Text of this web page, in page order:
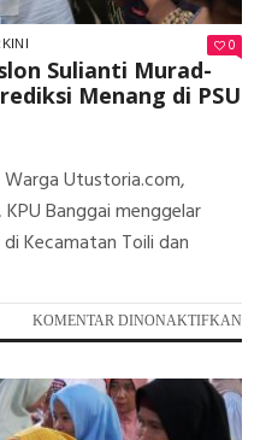
0
Sulianti Murad-
Menang di PSU
Utustoria.com,
Banggai menggelar
Kecamatan Toili dan
KOMENTAR DINONAKTIFKAN